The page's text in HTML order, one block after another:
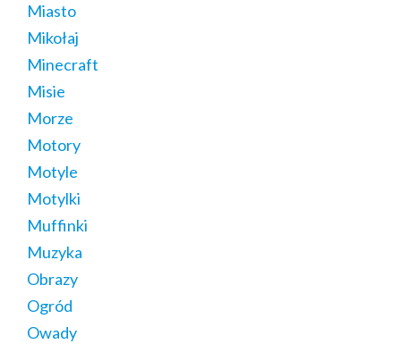
Miasto
Mikołaj
Minecraft
Misie
Morze
Motory
Motyle
Motylki
Muffinki
Muzyka
Obrazy
Ogród
Owady